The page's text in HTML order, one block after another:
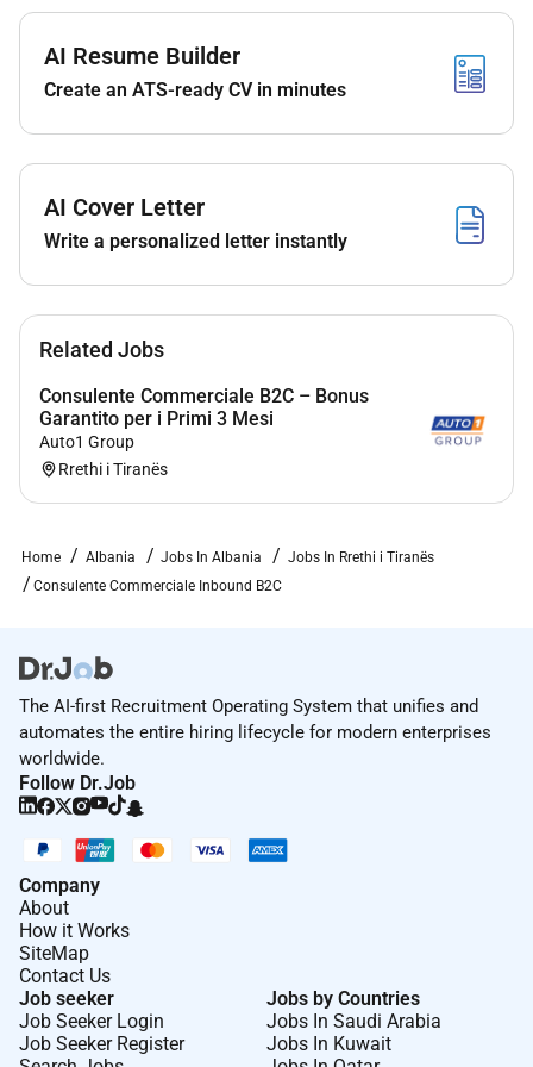
Stipendio fisso di 84.200 lek lordi bonus mensile
illimitato in base ai risultati
nel tuo ruolo
Contratto regolare e conforme alle leggi albanesi
Informazioni aggiuntive :
Luogo di lavoro: Kompleksi Delijorgji Rruga e kavajes
Tirane
Sabato su turni a rotazione 40 ore settimanali
stiamo aspettando!
Sei pregato a inviare la propria candidatura.
Contatto:
355
Email:
Remote Work :
No
Employment Type :
Full-time
AI Resume Builder
Create an ATS-ready CV in minutes
AI Cover Letter
Write a personalized letter instantly
Related Jobs
Consulente Commerciale B2C – Bonus
Garantito per i Primi 3 Mesi
Auto1 Group
Rrethi i Tiranës
Home Albania Jobs In Albania
Jobs In Rrethi i Tiranës
Consulente Commerciale Inbound B2C
The AI-first Recruitment Operating System that unifies and
automates the entire hiring lifecycle for modern enterprises
worldwide.
Follow Dr.Job
Company
About
How it Works
SiteMap
Contact Us
Job seeker
Job Seeker Login
Job Seeker Register
Jobs by Countries
Jobs In Saudi Arabia
Jobs In Kuwait